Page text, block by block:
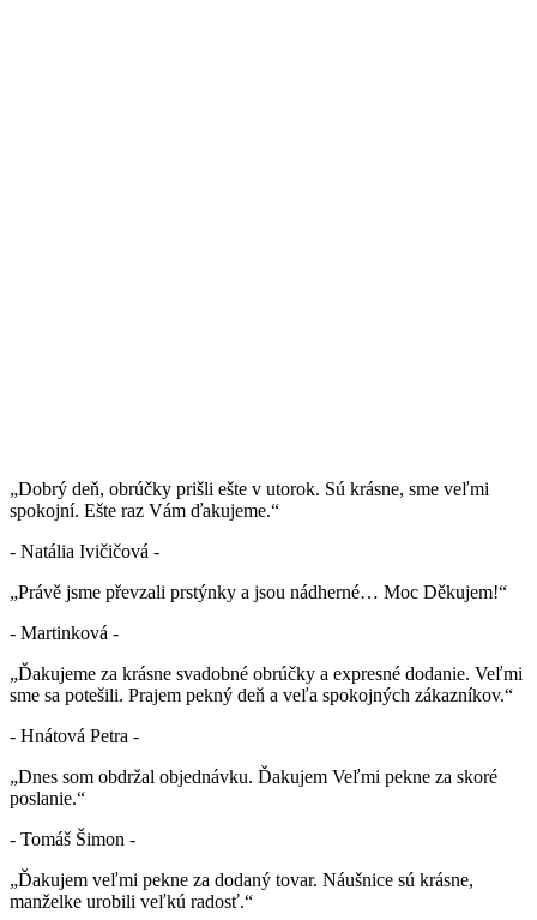
„Dobrý deň, obrúčky prišli ešte v utorok. Sú krásne, sme veľmi
spokojní. Ešte raz Vám ďakujeme.“
- Natália Ivičičová -
„Právě jsme převzali prstýnky a jsou nádherné… Moc Děkujem!“
- Martinková -
„Ďakujeme za krásne svadobné obrúčky a expresné dodanie. Veľmi
sme sa potešili. Prajem pekný deň a veľa spokojných zákazníkov.“
- Hnátová Petra -
„Dnes som obdržal objednávku. Ďakujem Veľmi pekne za skoré
poslanie.“
- Tomáš Šimon -
„Ďakujem veľmi pekne za dodaný tovar. Náušnice sú krásne,
manželke urobili veľkú radosť.“